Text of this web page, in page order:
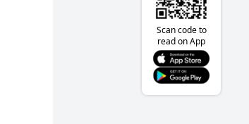
Scan code to
read on App